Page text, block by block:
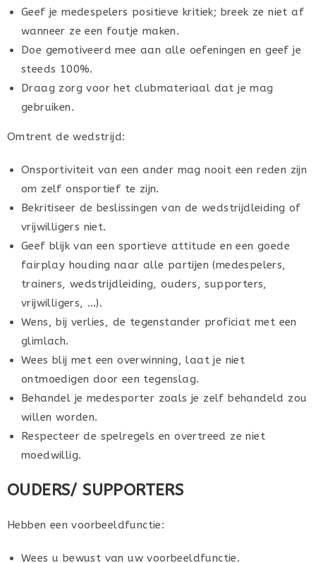
Geef je medespelers positieve kritiek; breek ze niet af
wanneer ze een foutje maken.
Doe gemotiveerd mee aan alle oefeningen en geef je
steeds 100%.
Draag zorg voor het clubmateriaal dat je mag
gebruiken.
Omtrent de wedstrijd:
Onsportiviteit van een ander mag nooit een reden zijn
om zelf onsportief te zijn.
Bekritiseer de beslissingen van de wedstrijdleiding of
vrijwilligers niet.
Geef blijk van een sportieve attitude en een goede
fairplay houding naar alle partijen (medespelers,
trainers, wedstrijdleiding, ouders, supporters,
vrijwilligers, …).
Wens, bij verlies, de tegenstander proficiat met een
glimlach.
Wees blij met een overwinning, laat je niet
ontmoedigen door een tegenslag.
Behandel je medesporter zoals je zelf behandeld zou
willen worden.
Respecteer de spelregels en overtreed ze niet
moedwillig.
OUDERS/ SUPPORTERS
Hebben een voorbeeldfunctie:
Wees u bewust van uw voorbeeldfunctie.